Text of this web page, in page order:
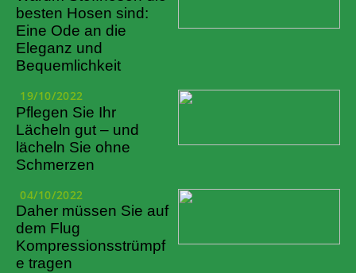
besten Hosen sind:
Eine Ode an die
Eleganz und
Bequemlichkeit
19/10/2022
Pflegen Sie Ihr
Lächeln gut – und
lächeln Sie ohne
Schmerzen
04/10/2022
Daher müssen Sie auf
dem Flug
Kompressionsstrümpf
e tragen